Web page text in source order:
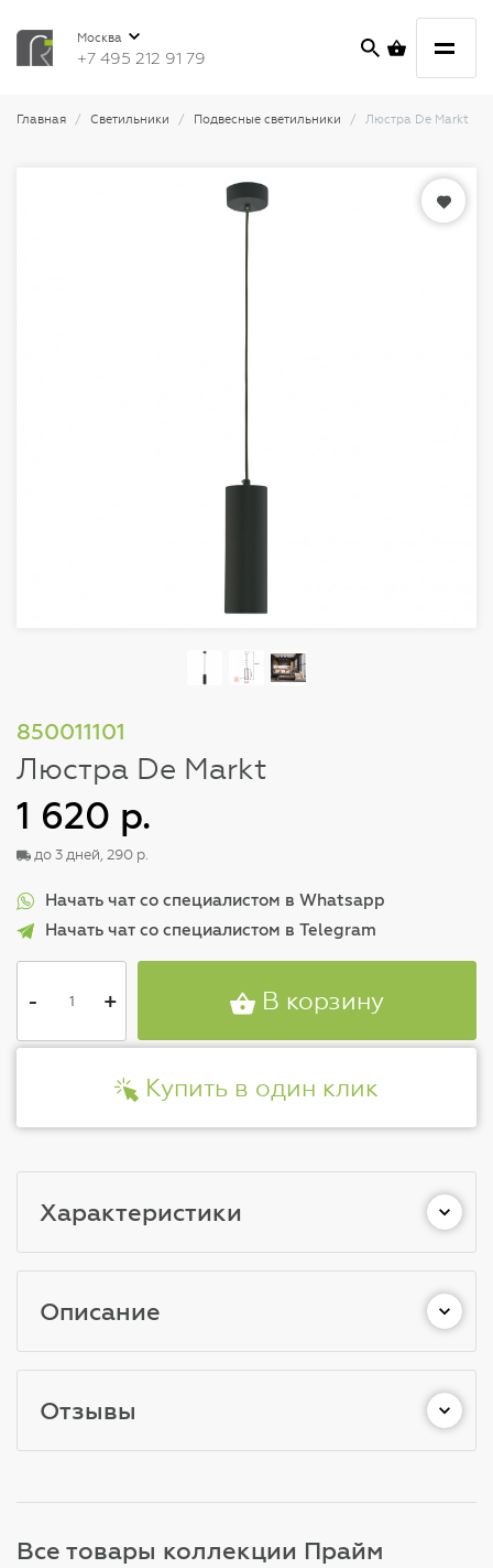
Москва
+7 495 212 91 79
Главная Светильники Подвесные светильники Люстра De Markt
850011101
Люстра De Markt
1 620 р.
до 3 дней, 290 р.
Начать чат со специалистом в Whatsapp
Начать чат со специалистом в Telegram
- + В корзину
Купить в один клик
Характеристики
Описание
Отзывы
Все товары коллекции Прайм